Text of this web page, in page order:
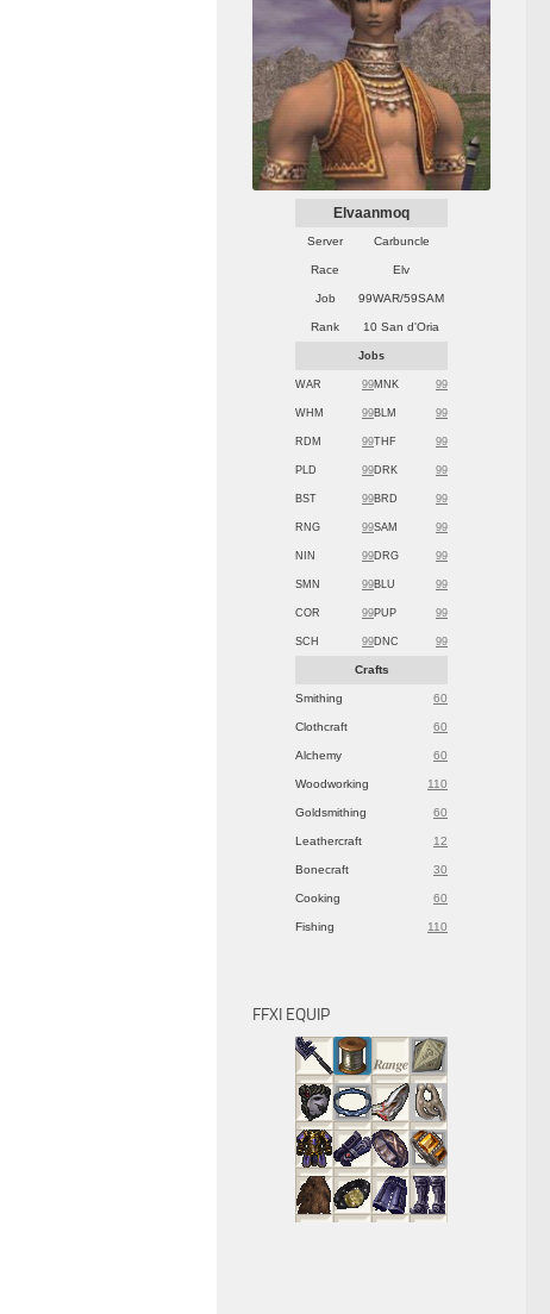
Elvaanmoq
Server Carbuncle
Race Elv
Job 99WAR/59SAM
Rank 10 San d'Oria
Jobs
WAR 99MNK 99
WHM 99BLM 99
RDM 99THF 99
PLD 99DRK 99
BST 99BRD 99
RNG 99SAM 99
NIN 99DRG 99
SMN 99BLU 99
COR 99PUP 99
SCH 99DNC 99
Crafts
Smithing 60
Clothcraft 60
Alchemy 60
Woodworking 110
Goldsmithing 60
Leathercraft 12
Bonecraft 30
Cooking 60
Fishing 110
FFXI EQUIP